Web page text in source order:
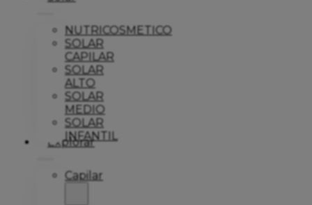
NUTRICOSMETICO
SOLAR
CAPILAR
SOLAR
ALTO
SOLAR
MEDIO
SOLAR
INFANTIL
Explorar
Capilar